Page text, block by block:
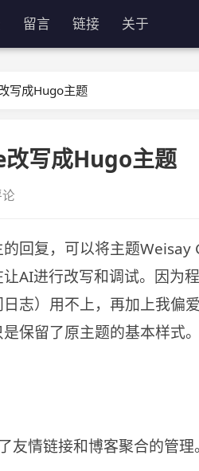
留言 链接 关于
写成Hugo主题
写成Hugo主题
回复，可以将主题
AI进行改写和调试。因为
志）用不上，再加上我偏
保留了原主题的基本样式
友情链接和博客聚合的管理